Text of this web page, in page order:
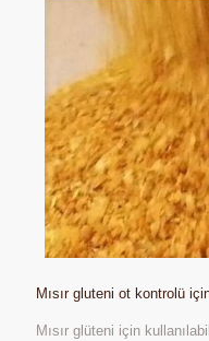
Mısır gluteni ot kontrolü
Mısır glüteni için